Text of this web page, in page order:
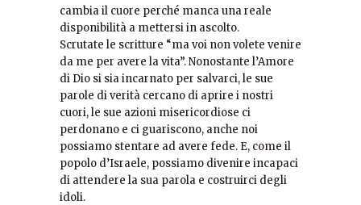
cambia il cuore perché manca una reale
disponibilità a mettersi in ascolto.
Scrutate le scritture “ma voi non volete venire
da me per avere la vita”. Nonostante l’Amore
di Dio si sia incarnato per salvarci, le sue
parole di verità cercano di aprire i nostri
cuori, le sue azioni misericordiose ci
perdonano e ci guariscono, anche noi
possiamo stentare ad avere fede. E, come il
popolo d’Israele, possiamo divenire incapaci
di attendere la sua parola e costruirci degli
idoli.